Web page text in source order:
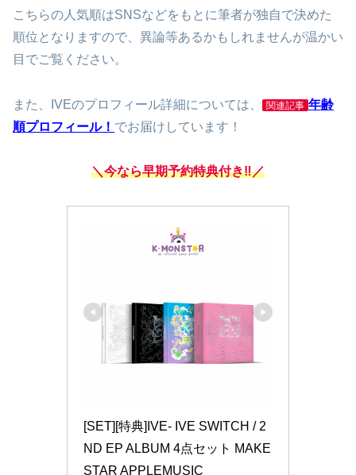
こちらの人気順はSNSなどをもとに筆者が独自で決めた
順位となりますので、異論等あるかもしれませんが温かい
目でご覧ください。
また、IVEのプロフィール詳細については、 関連記事 年齢
順プロフィール！ でお届けしています！
＼今なら早期予約特典付き‼／
[SET][特典]IVE- IVE SWITCH / 2
ND EP ALBUM 4点セット MAKE
STAR APPLEMUSIC